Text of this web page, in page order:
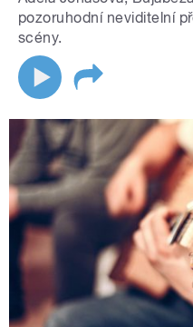
pozoruhodní neviditelní
scény.